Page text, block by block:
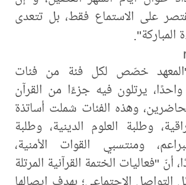
على الاستماع فقط، بل تتعدى
المباركة".
خصّص لكل فئة من فئات
يرتلون فيه جزءًا من القرآن
وهذه الفئات شملت أساتذة
وطلبة العلوم الدينية، وطلبة
ومنتسبي القوات الأمنية،
"فعاليات الختمة القرآنية المرتلة
التواصل الاجتماعي؛ بهدف إيصالها